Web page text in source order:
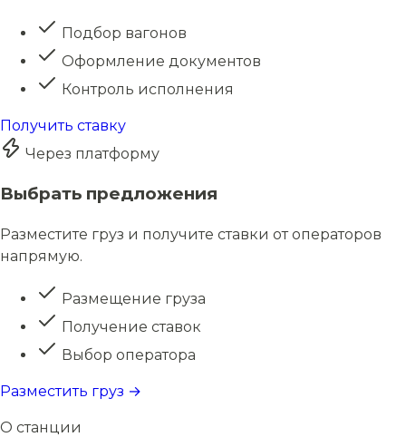
Подбор вагонов
Оформление документов
Контроль исполнения
Получить ставку
Через платформу
Выбрать предложения
Разместите груз и получите ставки от операторов
напрямую.
Размещение груза
Получение ставок
Выбор оператора
Разместить груз →
О станции